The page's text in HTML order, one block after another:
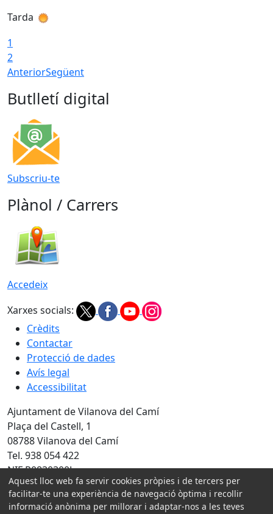
Tarda
1
2
AnteriorSegüent
Butlletí digital
Subscriu-te
Plànol / Carrers
Accedeix
Xarxes socials:
Crèdits
Contactar
Protecció de dades
Avís legal
Accessibilitat
Ajuntament de Vilanova del Camí
Plaça del Castell, 1
08788 Vilanova del Camí
Tel. 938 054 422
NIF P0830300J
Amb la col·laboració de:
Aquest lloc web fa servir cookies pròpies i de tercers per
facilitar-te una experiència de navegació òptima i recollir
informació anònima per millorar i adaptar-nos a les teves